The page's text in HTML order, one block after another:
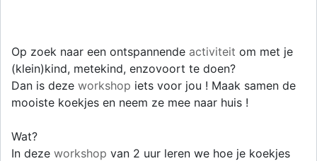
Op zoek naar een ontspannende activiteit om met je
(klein)kind, metekind, enzovoort te doen?
Dan is deze workshop iets voor jou ! Maak samen de
mooiste koekjes en neem ze mee naar huis !
Wat?
In deze workshop van 2 uur leren we hoe je koekjes